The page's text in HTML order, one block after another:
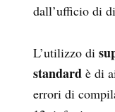
dall’ufficio di
L’utilizzo di
standard è di
errori di